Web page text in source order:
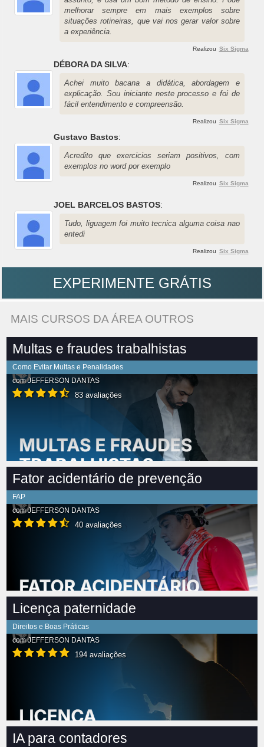
melhorar sempre em mais exemplos sobre
situações rotineiras, que vai nos gerar valor sobre
a experiência.
Realizou Six Sigma
DÉBORA DA SILVA:
Achei muito bacana a didática, abordagem e
explicação. Sou iniciante neste processo e foi de
fácil entendimento e compreensão.
Realizou Six Sigma
Gustavo Bastos:
Acredito que exercicios seriam positivos, com
exemplos no word por exemplo
Realizou Six Sigma
JOEL BARCELOS BASTOS:
Tudo, liguagem foi muito tecnica alguma coisa nao
entedi
Realizou Six Sigma
EXPERIMENTE GRÁTIS
MAIS CURSOS DA ÁREA OUTROS
Multas e fraudes trabalhistas
Como Evitar Multas e Penalidades
comJEFFERSON DANTAS
83 avaliações
Fator acidentário de prevenção
FAP
comJEFFERSON DANTAS
40 avaliações
Licença paternidade
Direitos e Boas Práticas
comJEFFERSON DANTAS
194 avaliações
IA para contadores